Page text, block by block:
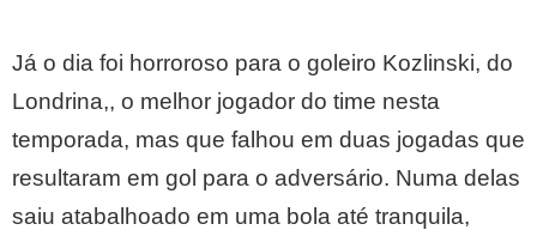
Já o dia foi horroroso para o goleiro Kozlinski, do
Londrina,, o melhor jogador do time nesta
temporada, mas que falhou em duas jogadas que
resultaram em gol para o adversário. Numa delas
saiu atabalhoado em uma bola até tranquila,